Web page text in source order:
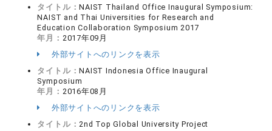
タイトル：NAIST Thailand Office Inaugural Symposium:
NAIST and Thai Universities for Research and
Education Collaboration Symposium 2017
年月： 2017年09月
外部サイトへのリンクを表示
タイトル：NAIST Indonesia Office Inaugural
Symposium
年月： 2016年08月
外部サイトへのリンクを表示
タイトル：2nd Top Global University Project